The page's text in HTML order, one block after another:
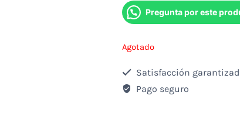
Pregunta por este
Agotado
Satisfacción
Pago seguro